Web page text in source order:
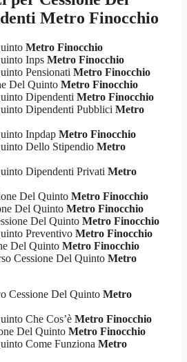
Metro Finocchio
Metro Finocchio
Inps Metro Finocchio
Pensionati Metro Finocchio
Del Quinto Metro Finocchio
Dipendenti Metro Finocchio
Dipendenti Pubblici Metro
Inpdap Metro Finocchio
Dello Stipendio Metro
Dipendenti Privati Metro
Del Quinto Metro Finocchio
Del Quinto Metro Finocchio
Del Quinto Metro Finocchio
Preventivo Metro Finocchio
Del Quinto Metro Finocchio
Cessione Del Quinto Metro
Cessione Del Quinto Metro
Che Cos’è Metro Finocchio
Del Quinto Metro Finocchio
Come Funziona Metro